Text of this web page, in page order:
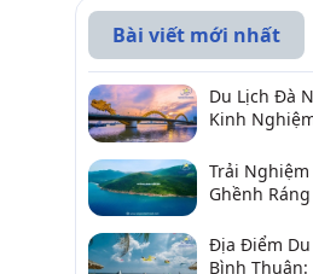
Bài viết mới nhất
Du Lịch Đà
Kinh
Vời
Trải
Ghềnh
Qua
Địa Điểm Du
Bình Thuận: